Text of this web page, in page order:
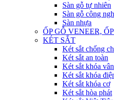
Sàn gỗ tự nhiên
Sàn gỗ công
Sàn nhựa
ỐP GỖ VENEER,
KÉT SẮT
Két sắt chống
Két sắt an toàn
Két sắt khóa
Két sắt khóa
Két sắt khóa cơ
Két sắt hòa phát